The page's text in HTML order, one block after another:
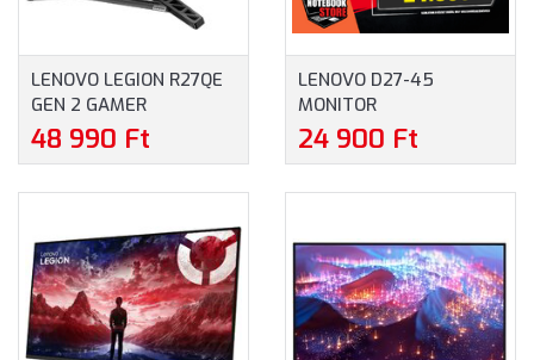
LENOVO LEGION R27QE
GEN 2 GAMER
FREESYNC MONITOR
(68C7GAC3EU) - 27.0"
VESA, 2XHDMI,
DISPLAYPORT, AMD
FREESYNC PREMIUM, 3
ÉV GARANCIA, FEKETE
SZÍNBEN
48 990 Ft
LENOVO D27-45
MONITOR
(67A5KAC6EU) - 27.0"
FULLHD (1920X1080),
FEKETE SZÍNBEN
24 900 Ft